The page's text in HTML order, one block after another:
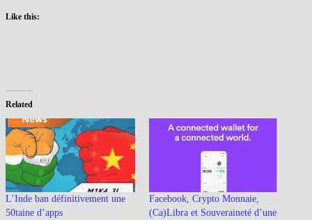
Like this:
Related
L’Inde ban définitivement une
50taine d’apps
Facebook, Crypto Monnaie,
(Ca)Libra et Souveraineté d’une